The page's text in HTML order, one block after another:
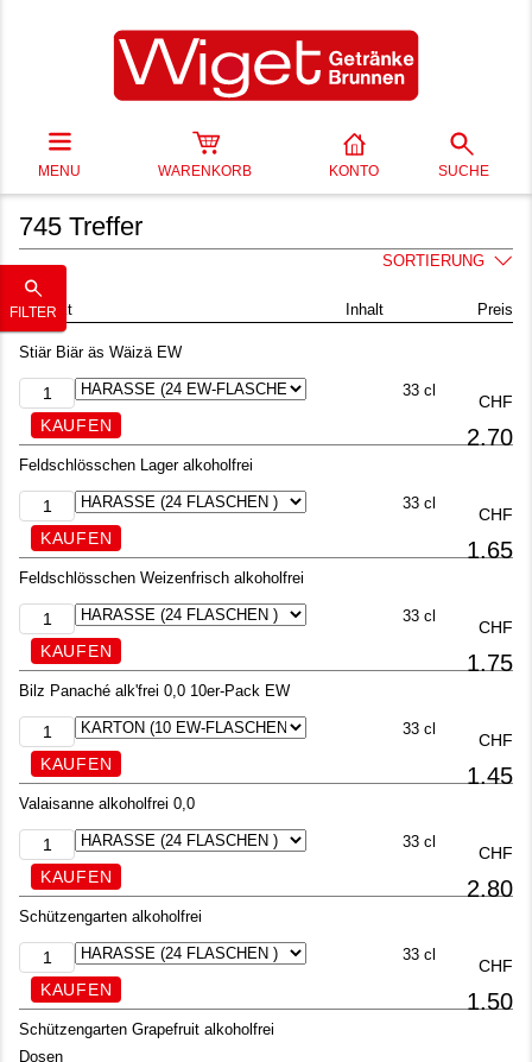
MENU WARENKORB KONTO SUCHE
FILTER
745 Treffer
SORTIERUNG
Produkt Inhalt Preis
Stiär Biär äs Wäizä EW
33 cl
CHF
2.70
Feldschlösschen Lager alkoholfrei
33 cl
CHF
1.65
Feldschlösschen Weizenfrisch alkoholfrei
33 cl
CHF
1.75
Bilz Panaché alk'frei 0,0 10er-Pack EW
33 cl
CHF
1.45
Valaisanne alkoholfrei 0,0
33 cl
CHF
2.80
Schützengarten alkoholfrei
33 cl
CHF
1.50
Schützengarten Grapefruit alkoholfrei
Dosen